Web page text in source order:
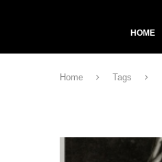
HOME
Home Tags